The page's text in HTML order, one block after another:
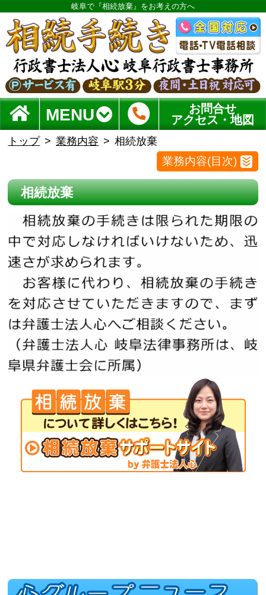
岐阜で『相続放棄』をお考えの方へ
MENU
お問合せ
アクセス・地図
トップ 業務内容 相続放棄
業務内容(目次)
相続放棄